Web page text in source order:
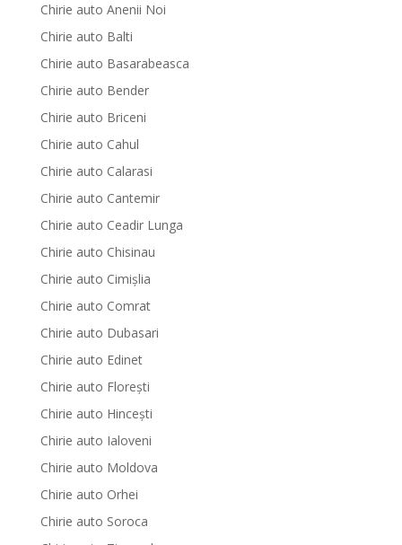
Chirie auto Anenii Noi
Chirie auto Balti
Chirie auto Basarabeasca
Chirie auto Bender
Chirie auto Briceni
Chirie auto Cahul
Chirie auto Calarasi
Chirie auto Cantemir
Chirie auto Ceadir Lunga
Chirie auto Chisinau
Chirie auto Cimișlia
Chirie auto Comrat
Chirie auto Dubasari
Chirie auto Edinet
Chirie auto Florești
Chirie auto Hinceşti
Chirie auto Ialoveni
Chirie auto Moldova
Chirie auto Orhei
Chirie auto Soroca